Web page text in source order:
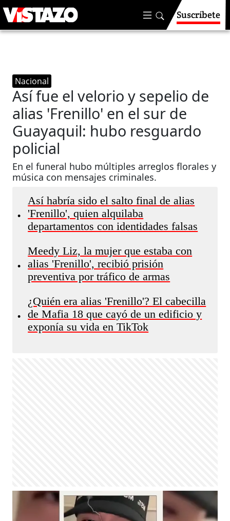
Suscríbete
Nacional
Así fue el velorio y sepelio de
alias 'Frenillo' en el sur de
Guayaquil: hubo resguardo
policial
En el funeral hubo múltiples arreglos florales y
música con mensajes criminales.
•
Así habría sido el salto final de alias
'Frenillo', quien alquilaba
departamentos con identidades falsas
•
Meedy Liz, la mujer que estaba con
alias 'Frenillo', recibió prisión
preventiva por tráfico de armas
•
¿Quién era alias 'Frenillo'? El cabecilla
de Mafia 18 que cayó de un edificio y
exponía su vida en TikTok